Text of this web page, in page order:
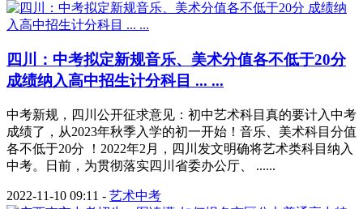
四川：中考拟定新规音乐、美术分值各不低于20分
成绩纳入高中招生计分科目 ... ...
中考新规，四川公开征求意见：初中艺术科目真的要计入中考
成绩了，从2023年秋季入学的初一开始！音乐、美术科目分值
各不低于20分 ！2022年2月，四川发文明确将艺术类科目纳入
中考。日前，为贯彻落实四川省委办公厅、 ......
2022-11-10 09:11 - 艺术中考